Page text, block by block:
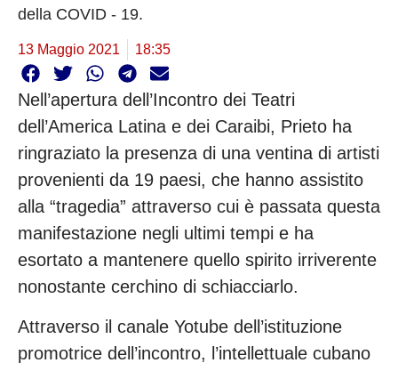
della COVID - 19.
13 Maggio 2021 18:35
Nell’apertura dell’Incontro dei Teatri
dell’America Latina e dei Caraibi, Prieto ha
ringraziato la presenza di una ventina di artisti
provenienti da 19 paesi, che hanno assistito
alla “tragedia” attraverso cui è passata questa
manifestazione negli ultimi tempi e ha
esortato a mantenere quello spirito irriverente
nonostante cerchino di schiacciarlo.
Attraverso il canale Yotube dell’istituzione
promotrice dell’incontro, l’intellettuale cubano